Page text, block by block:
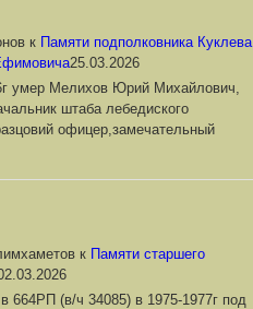
к Памяти подполковника Куклева
25.03.2026
умер Мелихов Юрий Михайлович,
штаба лебедиского
офицер,замечательный
к Памяти старшего
664РП (в/ч 34085) в 1975-1977г под